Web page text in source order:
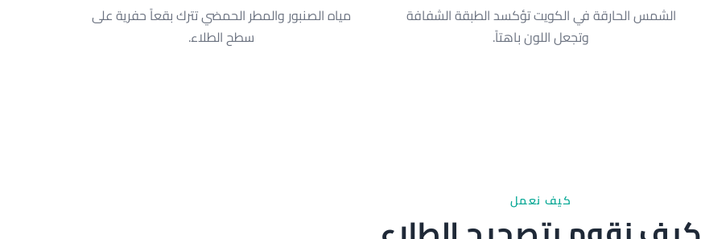
الشمس الحارقة في الكويت تؤكسد الطبقة الشفافة
وتجعل اللون باهتاً.
مياه الصنبور والمطر الحمضي تترك بقعاً حفرية على
سطح الطلاء.
كيف نعمل